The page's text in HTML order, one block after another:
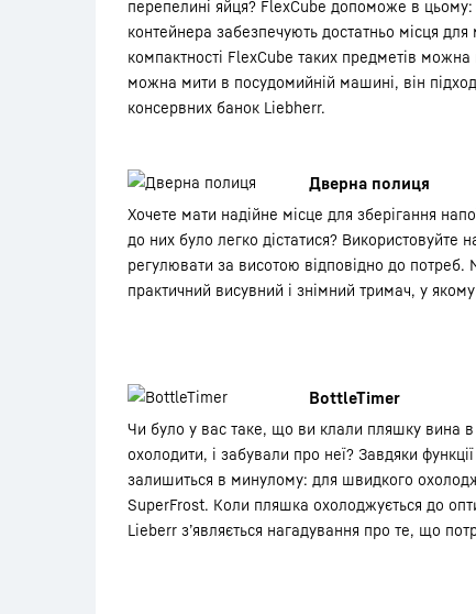
перепелині яйця? FlexCube допоможе в цьому:
контейнера забезпечують достатньо місця
компактності FlexCube таких предметів можна
можна мити в посудомийній машині, він
консервних банок Liebherr.
Дверна полиця
Хочете мати надійне місце для зберігання
до них було легко дістатися? Використовуйте
регулювати за висотою відповідно до
практичний висувний і знімний тримач, у
BottleTimer
Чи було у вас таке, що ви клали пляшку вина
охолодити, і забували про неї? Завдяки
залишиться в минулому: для швидкого
SuperFrost. Коли пляшка охолоджується до
Lieberr з’являється нагадування про те, що